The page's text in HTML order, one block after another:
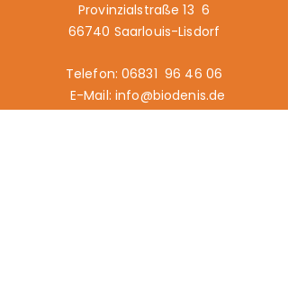
Provinzialstraße 13 6
66740 Saarlouis-Lisdorf
Telefon: 06831 96 46 06
E-Mail: info@biodenis.de